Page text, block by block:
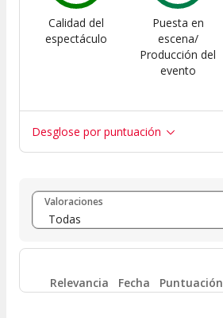
Calidad del
espectáculo
Puesta en
escena/
Producción del
evento
Desglose por puntuación
Entre 8 y 10 (4)
Entre 6 y 8 (0)
Entre 4 y 6 0
Valoraciones
Relevancia Fecha Puntuación